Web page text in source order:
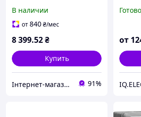
Розподільна коробка для
настінного монтажу PRP
В наличии
от840₴/мес
8 399.52₴
Купить
Інтернет-магазин Premium Pro 91%
Копос
от